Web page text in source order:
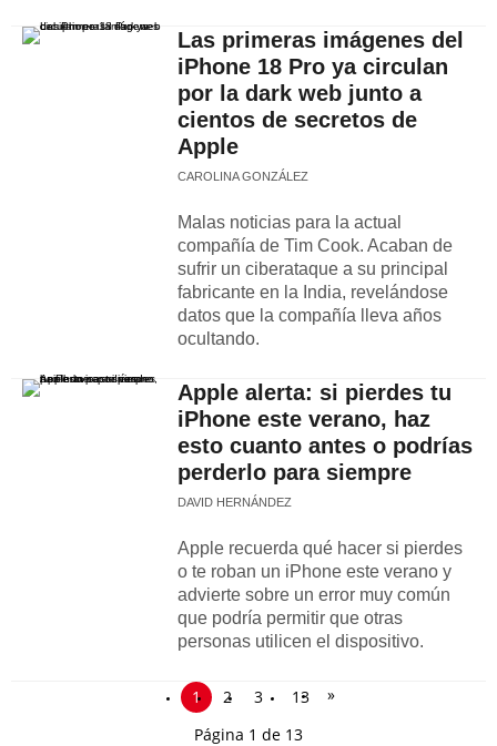
Las primeras imágenes del
iPhone 18 Pro ya circulan
por la dark web junto a
cientos de secretos de
Apple
CAROLINA GONZÁLEZ
Malas noticias para la actual
compañía de Tim Cook. Acaban de
sufrir un ciberataque a su principal
fabricante en la India, revelándose
datos que la compañía lleva años
ocultando.
Apple alerta: si pierdes tu
iPhone este verano, haz
esto cuanto antes o podrías
perderlo para siempre
DAVID HERNÁNDEZ
Apple recuerda qué hacer si pierdes
o te roban un iPhone este verano y
advierte sobre un error muy común
que podría permitir que otras
personas utilicen el dispositivo.
1 2 3 13
»
Página 1 de 13